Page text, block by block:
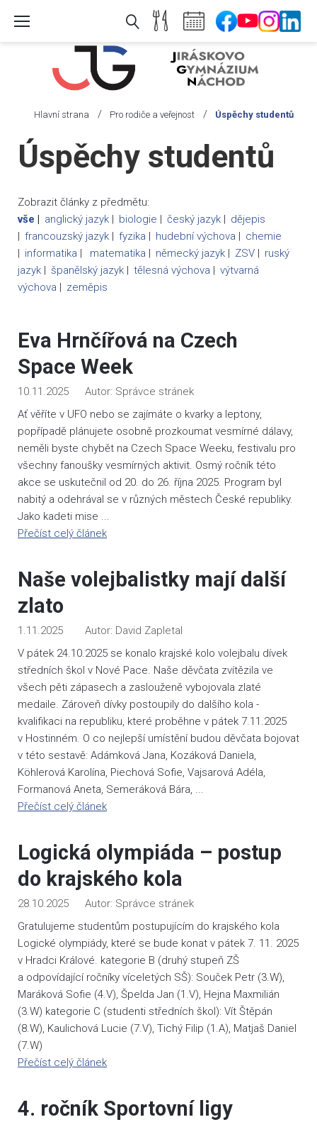
Hlavní strana / Pro rodiče a veřejnost / Úspěchy studentů
Úspěchy
studentů
Úspěchy studentů
Zobrazit články z předmětu:
vše
anglický jazyk biologie český jazyk
dějepis
francouzský jazyk
fyzika hudební výchova
chemie
informatika
matematika německý jazyk ZSV
ruský
jazyk
španělský jazyk tělesná výchova
výtvarná
výchova
zeměpis
Eva Hrnčířová na Czech
Space Week
10.11.2025
Správce stránek
Ať věříte v UFO nebo se zajímáte o kvarky a leptony,
popřípadě plánujete osobně prozkoumat vesmírné dálavy,
neměli byste chybět na Czech Space Weeku, festivalu pro
všechny fanoušky vesmírných aktivit. Osmý ročník této
akce se uskutečnil od 20. do 26. října 2025. Program byl
nabitý a odehrával se v různých městech České republiky.
Jako kadeti mise ...
Přečíst celý článek
Naše volejbalistky mají další
zlato
1.11.2025
David Zapletal
V pátek 24.10.2025 se konalo krajské kolo volejbalu dívek
středních škol v Nové Pace. Naše děvčata zvítězila ve
všech pěti zápasech a zaslouženě vybojovala zlaté
medaile. Zároveň dívky postoupily do dalšího kola -
kvalifikaci na republiku, které proběhne v pátek 7.11.2025
v Hostinném. O co nejlepší umístění budou děvčata bojovat
v této sestavě: Adámková Jana, Kozáková Daniela,
Köhlerová Karolína, Piechová Sofie, Vajsarová Adéla,
Formanová Aneta, Semeráková Bára, ...
Přečíst celý článek
Logická olympiáda – postup
do krajského kola
28.10.2025
Správce stránek
Gratulujeme studentům postupujícím do krajského kola
Logické olympiády, které se bude konat v pátek 7. 11. 2025
v Hradci Králové. kategorie B (druhý stupeň ZŠ
a odpovídající ročníky víceletých SŠ): Souček Petr (3.W),
Maráková Sofie (4.V), Špelda Jan (1.V), Hejna Maxmilián
(3.W) kategorie C (studenti středních škol): Vít Štěpán
(8.W), Kaulichová Lucie (7.V), Tichý Filip (1.A), Matjaš Daniel
(7.W)
Přečíst celý článek
4. ročník Sportovní ligy